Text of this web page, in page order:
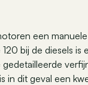
een
bij de diesels
gedetailleerde
in dit geval een